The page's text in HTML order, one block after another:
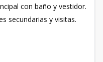
con baño y vestidor.
secundarias y visitas.